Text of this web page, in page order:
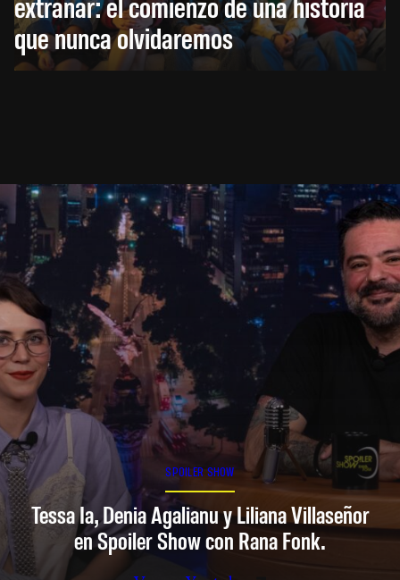
que nunca olvidaremos
SPOILER SHOW
Tessa Ia, Denia Agalianu y Liliana Villaseñor
en Spoiler Show con Rana Fonk.